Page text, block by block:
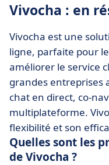
Vivocha : en
Vivocha est une
ligne, parfaite pour
améliorer le service
grandes entreprises
chat en direct, co-
multiplateforme.
flexibilité et son
Quelles sont les
de Vivocha ?